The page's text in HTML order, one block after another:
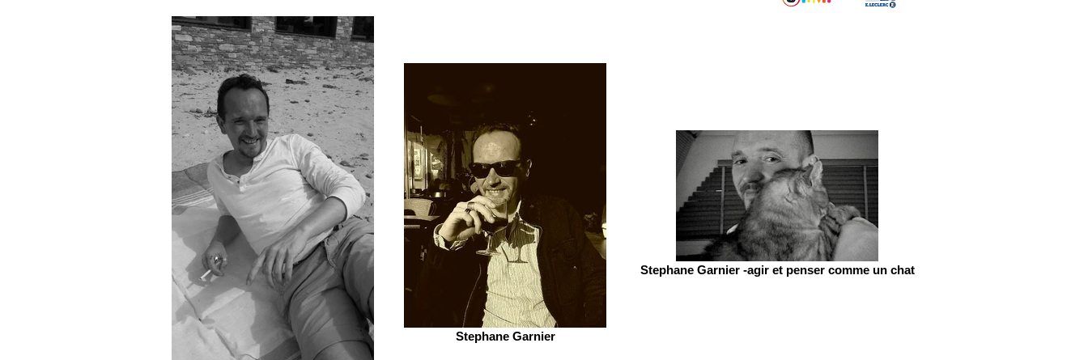
Stephane Garnier
Stephane Garnier -agir et penser comme un chat